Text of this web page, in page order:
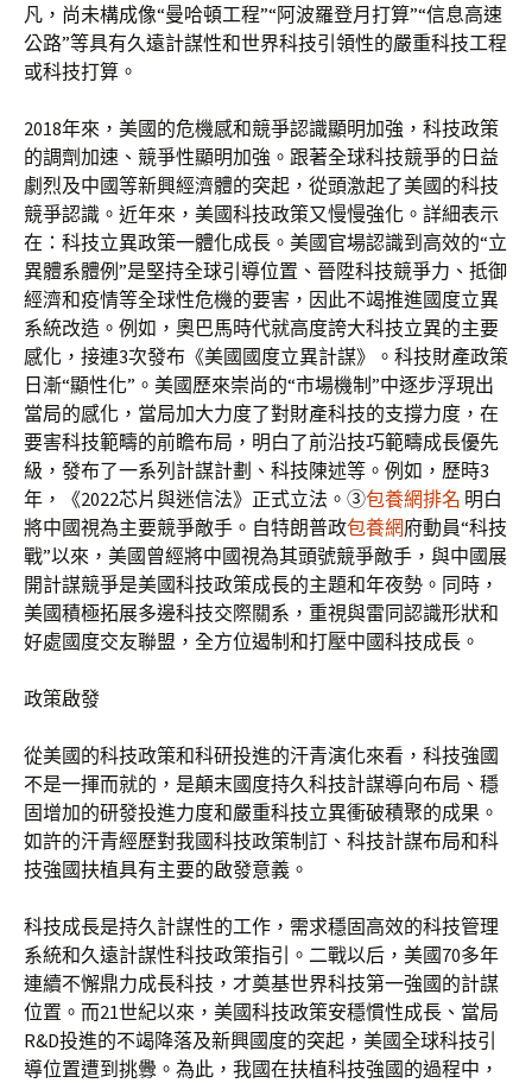
凡，尚未構成像“曼哈頓工程”“阿波羅登月打算”“信息高速
公路”等具有久遠計謀性和世界科技引領性的嚴重科技工程
或科技打算。
2018年來，美國的危機感和競爭認識顯明加強，科技政策
的調劑加速、競爭性顯明加強。跟著全球科技競爭的日益
劇烈及中國等新興經濟體的突起，從頭激起了美國的科技
競爭認識。近年來，美國科技政策又慢慢強化。詳細表示
在：科技立異政策一體化成長。美國官場認識到高效的“立
異體系體例”是堅持全球引導位置、晉陞科技競爭力、抵御
經濟和疫情等全球性危機的要害，因此不竭推進國度立異
系統改造。例如，奧巴馬時代就高度誇大科技立異的主要
感化，接連3次發布《美國國度立異計謀》。科技財產政策
日漸“顯性化”。美國歷來崇尚的“市場機制”中逐步浮現出
當局的感化，當局加大力度了對財產科技的支撐力度，在
要害科技範疇的前瞻布局，明白了前沿技巧範疇成長優先
級，發布了一系列計謀計劃、科技陳述等。例如，歷時3
年，《2022芯片與迷信法》正式立法。③包養網排名 明白
將中國視為主要競爭敵手。自特朗普政包養網府動員“科技
戰”以來，美國曾經將中國視為其頭號競爭敵手，與中國展
開計謀競爭是美國科技政策成長的主題和年夜勢。同時，
美國積極拓展多邊科技交際關系，重視與雷同認識形狀和
好處國度交友聯盟，全方位遏制和打壓中國科技成長。
政策啟發
從美國的科技政策和科研投進的汗青演化來看，科技強國
不是一揮而就的，是顛末國度持久科技計謀導向布局、穩
固增加的研發投進力度和嚴重科技立異衝破積聚的成果。
如許的汗青經歷對我國科技政策制訂、科技計謀布局和科
技強國扶植具有主要的啟發意義。
科技成長是持久計謀性的工作，需求穩固高效的科技管理
系統和久遠計謀性科技政策指引。二戰以后，美國70多年
連續不懈鼎力成長科技，才奠基世界科技第一強國的計謀
位置。而21世紀以來，美國科技政策安穩慣性成長、當局
R&D投進的不竭降落及新興國度的突起，美國全球科技引
導位置遭到挑釁。為此，我國在扶植科技強國的過程中，